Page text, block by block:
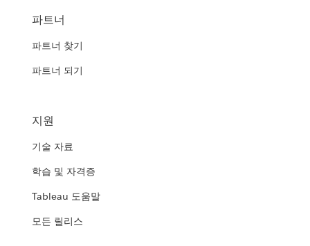
파트너
파트너 찾기
파트너 되기
지원
기술 자료
학습 및 자격증
Tableau 도움말
모든 릴리스